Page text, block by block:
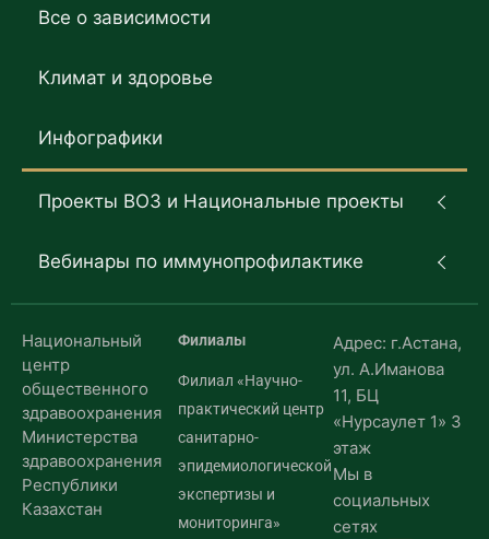
Все о зависимости
Климат и здоровье
Инфографики
Проекты ВОЗ и Национальные проекты
Вебинары по иммунопрофилактике
Национальный
центр
общественного
здравоохранения
Министерства
здравоохранения
Республики
Казахстан
Филиалы
Филиал «Научно-
практический центр
санитарно-
эпидемиологической
экспертизы и
мониторинга»
Адрес: г.Астана,
ул. А.Иманова
11, БЦ
«Нурсаулет 1» 3
этаж
Мы в
социальных
сетях